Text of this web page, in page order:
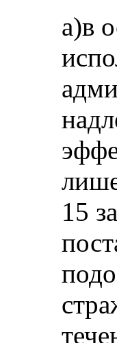
а)в
15